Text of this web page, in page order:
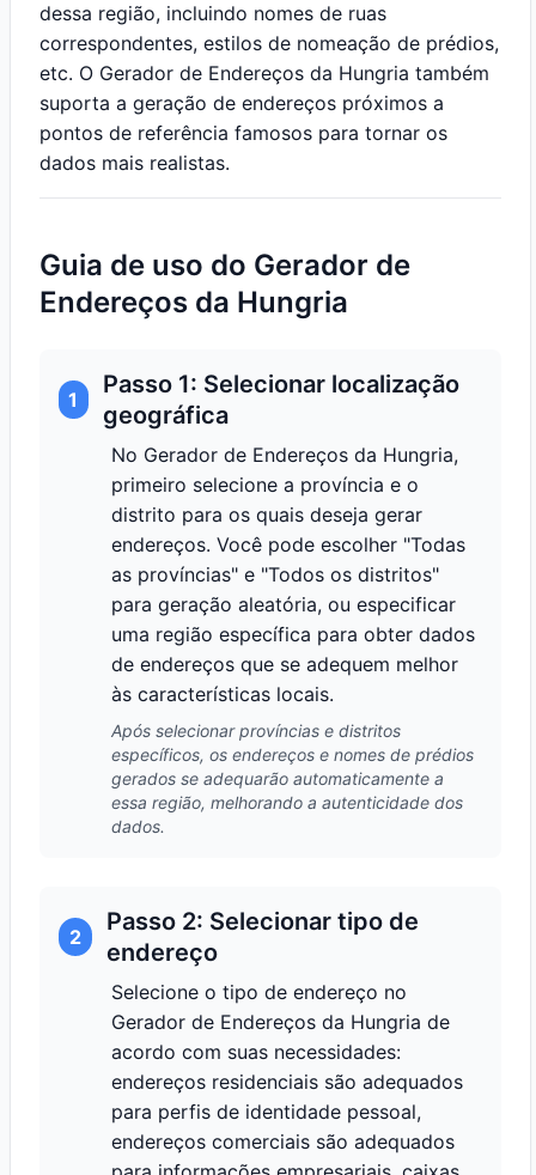
dessa região, incluindo nomes de ruas
correspondentes, estilos de nomeação de prédios,
etc. O Gerador de Endereços da Hungria também
suporta a geração de endereços próximos a
pontos de referência famosos para tornar os
dados mais realistas.
Guia de uso do Gerador de
Endereços da Hungria
1
Passo 1: Selecionar localização
geográfica
No Gerador de Endereços da Hungria,
primeiro selecione a província e o
distrito para os quais deseja gerar
endereços. Você pode escolher "Todas
as províncias" e "Todos os distritos"
para geração aleatória, ou especificar
uma região específica para obter dados
de endereços que se adequem melhor
às características locais.
Após selecionar províncias e distritos
específicos, os endereços e nomes de prédios
gerados se adequarão automaticamente a
essa região, melhorando a autenticidade dos
dados.
2
Passo 2: Selecionar tipo de
endereço
Selecione o tipo de endereço no
Gerador de Endereços da Hungria de
acordo com suas necessidades:
endereços residenciais são adequados
para perfis de identidade pessoal,
endereços comerciais são adequados